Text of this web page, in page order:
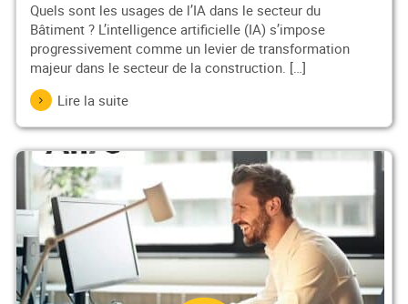
Quels sont les usages de l’IA dans le secteur du
Bâtiment ? L’intelligence artificielle (IA) s’impose
progressivement comme un levier de transformation
majeur dans le secteur de la construction. […]
Lire la suite